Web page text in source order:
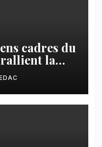
cadres du
rallient la
la
Congo